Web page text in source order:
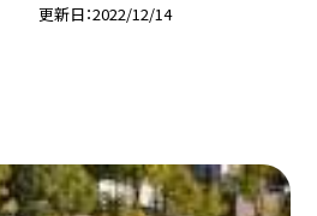
更新日 2022/12/14